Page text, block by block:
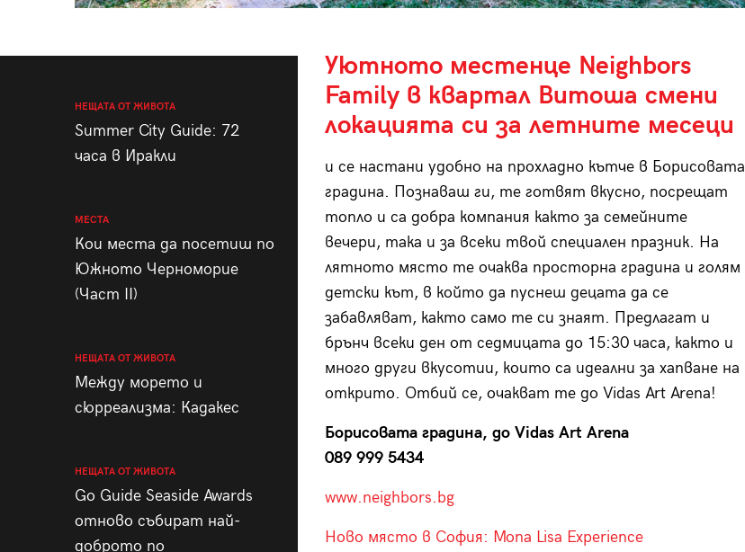
НЕЩАТА ОТ ЖИВОТА
Summer City Guide: 72
часа в Иракли
МЕСТА
Кои места да посетиш по
Южното Черноморие
(Част II)
НЕЩАТА ОТ ЖИВОТА
Между морето и
сюрреализма: Кадакес
НЕЩАТА ОТ ЖИВОТА
Go Guide Seaside Awards
отново събират най-
доброто по
Уютното местенце Neighbors
Family в квартал Витоша смени
локацията си за летните месеци
и се настани удобно на прохладно кътче в Борисовата
градина. Познаваш ги, те готвят вкусно, посрещат
топло и са добра компания както за семейните
вечери, така и за всеки твой специален празник. На
лятното място те очаква просторна градина и голям
детски кът, в който да пуснеш децата да се
забавляват, както само те си знаят. Предлагат и
брънч всеки ден от седмицата до 15:30 часа, както и
много други вкусотии, които са идеални за хапване на
открито. Отбий се, очакват те до Vidas Art Arena!
Борисовата градина, до Vidas Art Arena
089 999 5434
www.neighbors.bg
Ново място в София: Mona Lisa Experience